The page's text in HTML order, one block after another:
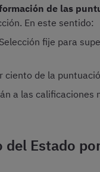
de las
En este sentido:
fije para
de la
a las calificaciones
Estado